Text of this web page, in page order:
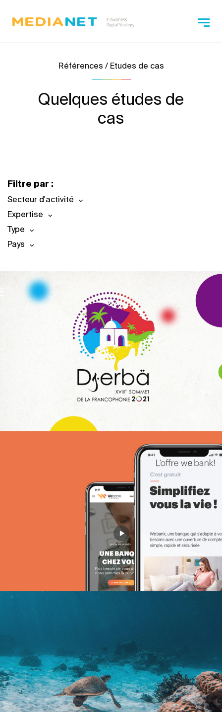
Références / Etudes de cas
Quelques études de
cas
Filtre par :
Secteur d'activité
Expertise
Type
Pays